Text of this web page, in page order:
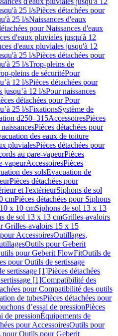
25 l/sPièces détachées pour
25 l/sNaissances d'eaux
pour Naissances d'eaux
d'eaux pluviales jusqu'à 12
d'eaux pluviales jusqu'à 12
25 l/sPièces détachées pour
25 l/sTrop-pleins de
pleins de sécuritéPour
12 l/sPièces détachées pour
jusqu’à 12 l/sPour naissances
détachées pour Pour
25 l/sFixationsSystème de
d250–315AccessoiresPièces
Pièces détachées pour
des eaux de toiture
pluvialesPièces détachées pour
au pare-vapeurPièces
vapeurAccessoiresPièces
des solsEvacuation de
Pièces détachées pour
et l'extérieurSiphons de sol
cmPièces détachées pour Siphons
x 10 cmSiphons de sol 13 x 13
de sol 13 x 13 cmGrilles-avaloirs
Grilles-avaloirs 15 x 15
AccessoiresOutillages,
Outils pour Geberit
pour Geberit FlowFitOutils de
pour Outils de sertissage
sertissage [1]Pièces détachées
[1]Compatibilité des
pour Compatibilité des outils
de tubesPièces détachées pour
d’essai de pressionPièces
de pressionÉquipements de
pour AccessoiresOutils pour
pour Outils pour Geberit